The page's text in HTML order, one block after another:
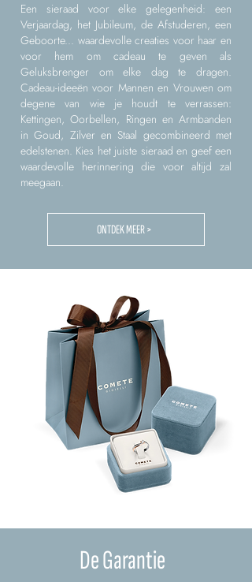
Een sieraad voor elke gelegenheid: een
Verjaardag, het Jubileum, de Afstuderen, een
Geboorte... waardevolle creaties voor haar en
voor hem om cadeau te geven als
Geluksbrenger om elke dag te dragen.
Cadeau-ideeën voor Mannen en Vrouwen om
degene van wie je houdt te verrassen:
Kettingen, Oorbellen, Ringen en Armbanden
in Goud, Zilver en Staal gecombineerd met
edelstenen. Kies het juiste sieraad en geef een
waardevolle herinnering die voor altijd zal
meegaan.
ONTDEK MEER >
De Garantie